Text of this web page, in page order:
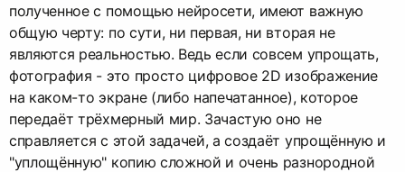
полученное с помощью нейросети, имеют важную
общую черту: по сути, ни первая, ни вторая не
являются реальностью. Ведь если совсем упрощать,
фотография - это просто цифровое 2D изображение
на каком-то экране (либо напечатанное), которое
передаёт трёхмерный мир. Зачастую оно не
справляется с этой задачей, а создаёт упрощённую и
"уплощённую" копию сложной и очень разнородной